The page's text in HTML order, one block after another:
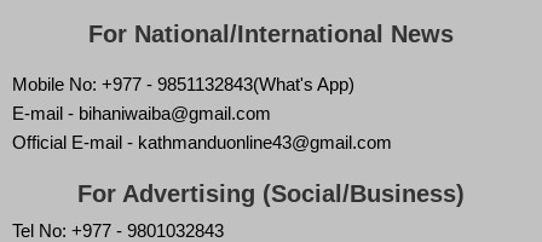
For National/International News
Mobile No: +977 - 9851132843(What's App)
E-mail - bihaniwaiba@gmail.com
Official E-mail - kathmanduonline43@gmail.com
For Advertising (Social/Business)
Tel No: +977 - 9801032843